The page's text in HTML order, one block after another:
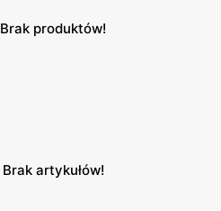
Brak produktów!
Brak artykułów!